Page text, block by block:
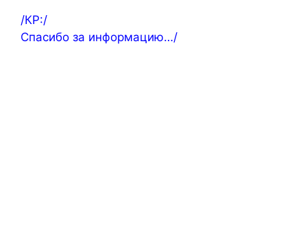
/КР:/
Спасибо за информацию…/